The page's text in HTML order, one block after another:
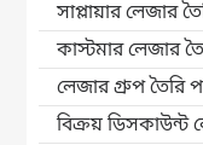
সাপ্লায়ার লেজার
কাস্টমার লেজার
লেজার গ্রুপ তৈরি
বিক্রয় ডিসকাউন্ট